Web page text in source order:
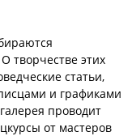
творчестве этих
статьи,
и графиками
проводит
от мастеров